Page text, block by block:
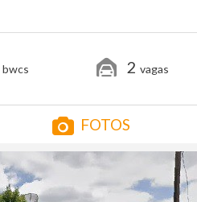
bwcs 2 vagas
FOTOS